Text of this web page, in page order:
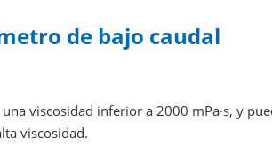
de bajo caudal
viscosidad inferior a 2000 mPa·s, y
viscosidad.